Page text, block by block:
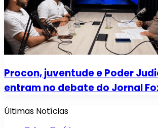
Procon, juventude e Poder
entram no debate do Jornal
Últimas Notícias